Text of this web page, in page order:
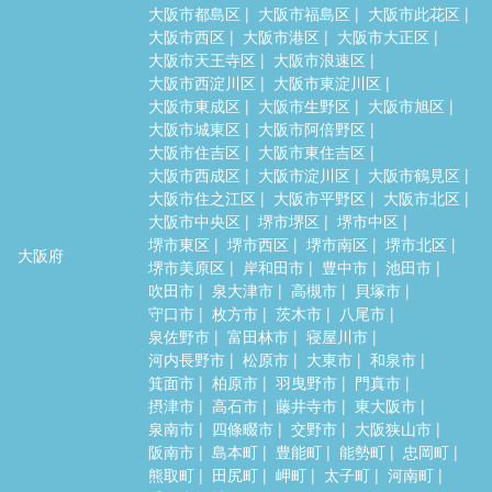
大阪府
大阪市都島区 大阪市福島区
大阪市此花区
大阪市西区
大阪市港区
大阪市大正区
大阪市天王寺区
大阪市浪速区
大阪市西淀川区
大阪市東淀川区
大阪市東成区
大阪市生野区
大阪市旭区
大阪市城東区
大阪市阿倍野区
大阪市住吉区
大阪市東住吉区
大阪市西成区
大阪市淀川区
大阪市鶴見区
大阪市住之江区
大阪市平野区
大阪市北区
大阪市中央区
堺市堺区
堺市中区
堺市東区
堺市西区 堺市南区
堺市北区
堺市美原区
岸和田市 豊中市
池田市
吹田市
泉大津市 高槻市
貝塚市
守口市
枚方市 茨木市
八尾市
泉佐野市
富田林市
寝屋川市
河内長野市
松原市 大東市
和泉市
箕面市
柏原市 羽曳野市
門真市
摂津市
高石市 藤井寺市
東大阪市
泉南市
四條畷市 交野市
大阪狭山市
阪南市
島本町 豊能町 能勢町
忠岡町
熊取町
田尻町 岬町 太子町
河南町